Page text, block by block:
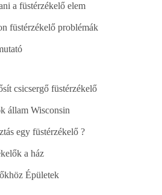
a füstérzékelő elem
füstérzékelő problémák
csicsergő füstérzékelő
állam Wisconsin
egy füstérzékelő ?
a ház
Épületek